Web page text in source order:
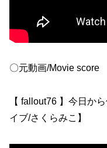
〇元動画/Movie score
【 fallout76 】今日か
イブ/さくらみこ】